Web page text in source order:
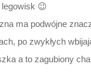
😉
ma podwójne
po zwykłych
a to zagubiony